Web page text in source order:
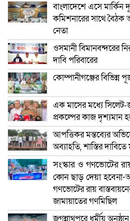
বাংলাদেশে এসে মার্কিন
কমিশনারের সাথে বৈঠক
নেতা
ওসমানী বিমানবন্দরের
দাবি পরিবারের
কোম্পানীগঞ্জের বিভিন্ন
এক মাসের মধ্যে সিলেট-
প্রকল্পের কাজ দৃশ্যমান
আপত্তিকর মন্তব্যের
অব্যাহতি, শাস্তির
সংস্কার ও গণভোটের
কোন ছাড় দেয়া
গণভোটের রায়
জামায়াতের গণমিছিল
জগন্নাথপুরে ধর্মীয়